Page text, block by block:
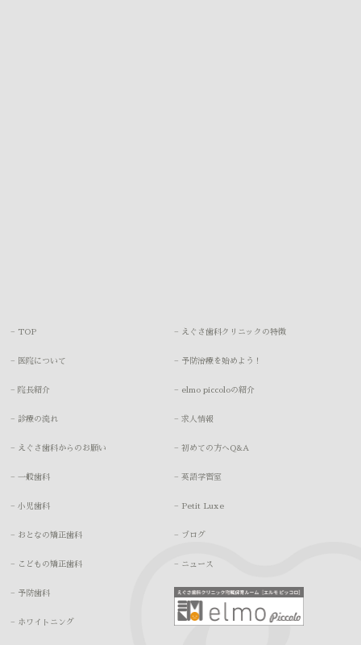
− TOP
− 医院について
− 院長紹介
− 診療の流れ
− えぐさ歯科からのお願い
− 一般歯科
− 小児歯科
− おとなの矯正歯科
− こどもの矯正歯科
− 予防歯科
− ホワイトニング
− えぐさ歯科クリニックの特徴
− 予防治療を始めよう！
− elmo piccoloの紹介
− 求人情報
− 初めての方へQ&A
− 英語学習室
− Petit Luxe
− ブログ
− ニュース